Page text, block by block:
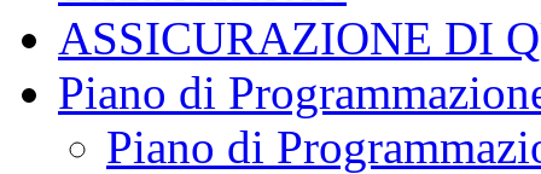
ASSICURAZIONE DI
Piano di
Piano di